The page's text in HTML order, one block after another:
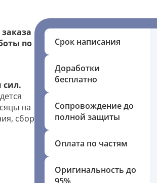
по
сил.
на
сбор
Срок написания
Доработки
бесплатно
Сопровождение до
полной защиты
Оплата по частям
Оригинальность до